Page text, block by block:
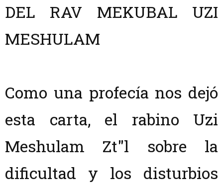
DEL RAV MEKUBAL UZI
MESHULAM
Como una profecía nos dejó
esta carta, el rabino Uzi
Meshulam Zt"l sobre la
dificultad y los disturbios